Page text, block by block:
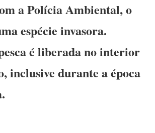
a Polícia Ambiental, o
espécie invasora.
é liberada no interior
inclusive durante a época